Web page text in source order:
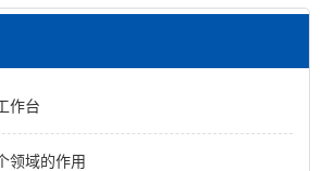
作台
领域的作用